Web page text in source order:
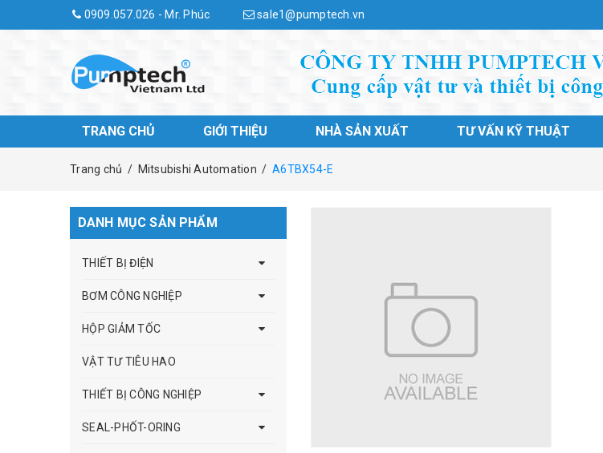
0909.057.026 - Mr. Phúc sale1@pumptech.vn
TRANG CHỦ GIỚI THIỆU NHÀ SẢN XUẤT TƯ VẤN KỸ THUẬT
Trang chủ / Mitsubishi Automation / A6TBX54-E
DANH MỤC SẢN PHẨM
THIẾT BỊ ĐIỆN
BƠM CÔNG NGHIỆP
HỘP GIẢM TỐC
VẬT TƯ TIÊU HAO
THIẾT BỊ CÔNG NGHIỆP
SEAL-PHỐT-ORING